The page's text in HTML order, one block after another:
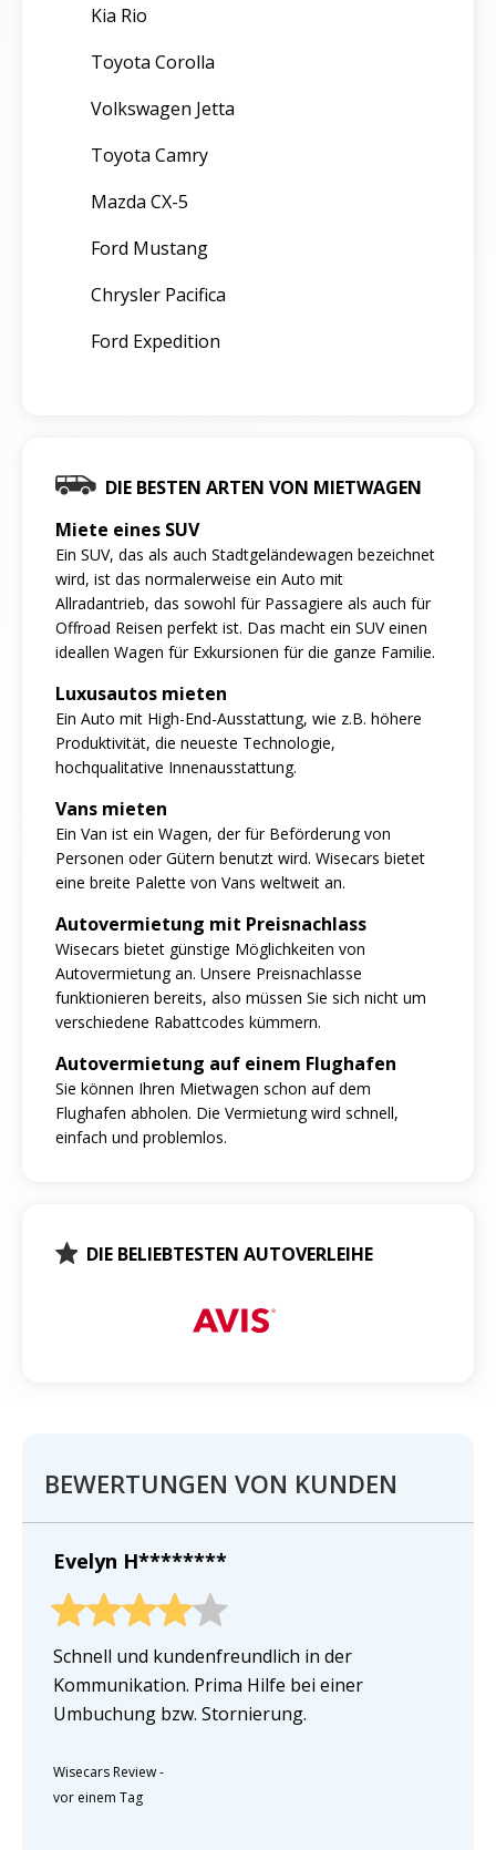
Kia Rio
Toyota Corolla
Volkswagen Jetta
Toyota Camry
Mazda CX-5
Ford Mustang
Chrysler Pacifica
Ford Expedition
DIE BESTEN ARTEN VON MIETWAGEN
Miete eines SUV
Ein SUV, das als auch Stadtgeländewagen bezeichnet
wird, ist das normalerweise ein Auto mit
Allradantrieb, das sowohl für Passagiere als auch für
Offroad Reisen perfekt ist. Das macht ein SUV einen
ideallen Wagen für Exkursionen für die ganze Familie.
Luxusautos mieten
Ein Auto mit High-End-Ausstattung, wie z.B. höhere
Produktivität, die neueste Technologie,
hochqualitative Innenausstattung.
Vans mieten
Ein Van ist ein Wagen, der für Beförderung von
Personen oder Gütern benutzt wird. Wisecars bietet
eine breite Palette von Vans weltweit an.
Autovermietung mit Preisnachlass
Wisecars bietet günstige Möglichkeiten von
Autovermietung an. Unsere Preisnachlasse
funktionieren bereits, also müssen Sie sich nicht um
verschiedene Rabattcodes kümmern.
Autovermietung auf einem Flughafen
Sie können Ihren Mietwagen schon auf dem
Flughafen abholen. Die Vermietung wird schnell,
einfach und problemlos.
DIE BELIEBTESTEN AUTOVERLEIHE
BEWERTUNGEN VON KUNDEN
Evelyn H********
Schnell und kundenfreundlich in der
Kommunikation. Prima Hilfe bei einer
Umbuchung bzw. Stornierung.
Wisecars Review-
vor einem Tag